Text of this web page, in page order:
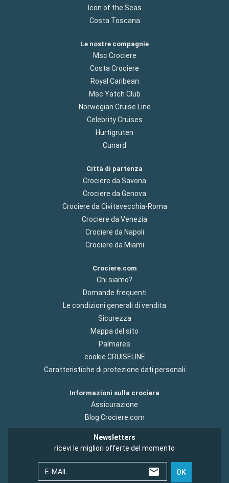
Icon of the Seas
Costa Toscana
Le nostre compagnie
Msc Crociere
Costa Crociere
Royal Caribean
Msc Yatch Club
Norwegian Cruise Line
Celebrity Cruises
Hurtigruten
Cunard
Città di partenza
Crociere da Savona
Crociere da Genova
Crociere da Civitavecchia-Roma
Crociere da Venezia
Crociere da Napoli
Crociere da Miami
Crociere.com
Chi siamo?
Domande frequenti
Le condizioni generali di vendita
Sicurezza
Mappa del sito
Palmares
cookie CRUISELINE
Caratteristiche di protezione dati personali
Informazioni sulla crociera
Assicurazione
Blog Crociere.com
Newsletters
ricevi le migliori offerte del momento
E-MAIL OK